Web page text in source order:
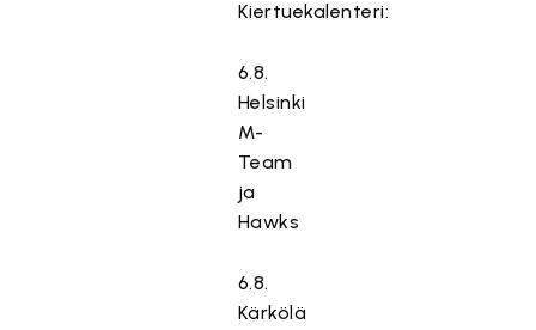
Kiertuekalenteri:
6.8.
Helsinki
M-
Team
ja
Hawks
6.8.
Kärkölä